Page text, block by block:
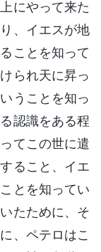
にやって来た
、イエスが地
ことを知って
られ天に昇っ
うことを知っ
認識をある程
てこの世に遣
ること、イエ
とを知ってい
たために、そ
、ペテロはこ